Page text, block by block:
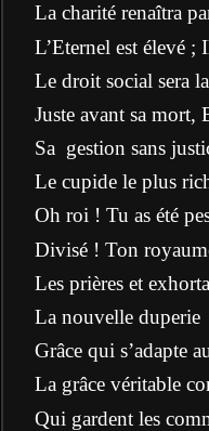
La charité renaîtra
L’Eternel est élevé
Le droit social sera
Juste avant sa mort,
Sa gestion sans
Le cupide le plus
Oh roi ! Tu as été
Divisé ! Ton
Les prières et
La nouvelle duperie
Grâce qui s’adapte
La grâce véritable
Qui gardent les